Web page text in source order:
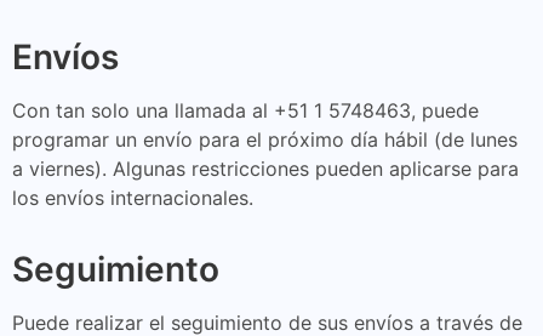
Envíos
Con tan solo una llamada al +51 1 5748463, puede
programar un envío para el próximo día hábil (de lunes
a viernes). Algunas restricciones pueden aplicarse para
los envíos internacionales.
Seguimiento
Puede realizar el seguimiento de sus envíos a través de